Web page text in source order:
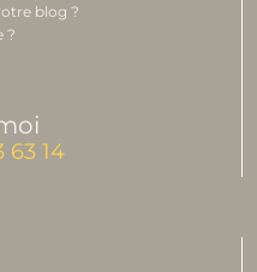
blog ?
?
63 14